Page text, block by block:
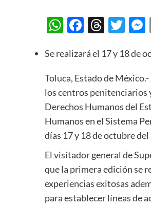
WhatsApp
Se realizará el 17 y 18 de
Toluca, Estado de
los centros penitenciarios
Derechos Humanos del
Humanos en el Sistema
días 17 y 18 de octubre del
El visitador general de
que la primera edición se
experiencias exitosas
para establecer líneas de